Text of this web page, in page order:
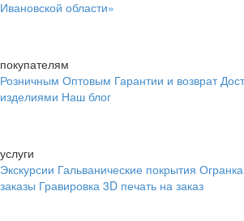
Ивановской области»
покупателям
Розничным Оптовым Гарантии и возврат
изделиями Наш блог
услуги
Экскурсии Гальванические покрытия
заказы Гравировка 3D печать на заказ